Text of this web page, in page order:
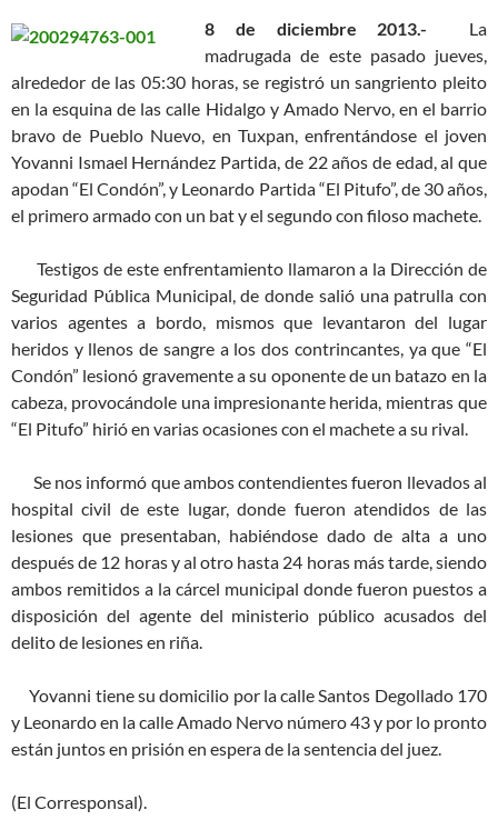
8 de diciembre 2013.- La
madrugada de este pasado jueves,
alrededor de las 05:30 horas, se registró un sangriento pleito
en la esquina de las calle Hidalgo y Amado Nervo, en el barrio
bravo de Pueblo Nuevo, en Tuxpan, enfrentándose el joven
Yovanni Ismael Hernández Partida, de 22 años de edad, al que
apodan “El Condón”, y Leonardo Partida “El Pitufo”, de 30 años,
el primero armado con un bat y el segundo con filoso machete.
Testigos de este enfrentamiento llamaron a la Dirección de
Seguridad Pública Municipal, de donde salió una patrulla con
varios agentes a bordo, mismos que levantaron del lugar
heridos y llenos de sangre a los dos contrincantes, ya que “El
Condón” lesionó gravemente a su oponente de un batazo en la
cabeza, provocándole una impresionante herida, mientras que
“El Pitufo” hirió en varias ocasiones con el machete a su rival.
Se nos informó que ambos contendientes fueron llevados al
hospital civil de este lugar, donde fueron atendidos de las
lesiones que presentaban, habiéndose dado de alta a uno
después de 12 horas y al otro hasta 24 horas más tarde, siendo
ambos remitidos a la cárcel municipal donde fueron puestos a
disposición del agente del ministerio público acusados del
delito de lesiones en riña.
Yovanni tiene su domicilio por la calle Santos Degollado 170
y Leonardo en la calle Amado Nervo número 43 y por lo pronto
están juntos en prisión en espera de la sentencia del juez.
(El Corresponsal).